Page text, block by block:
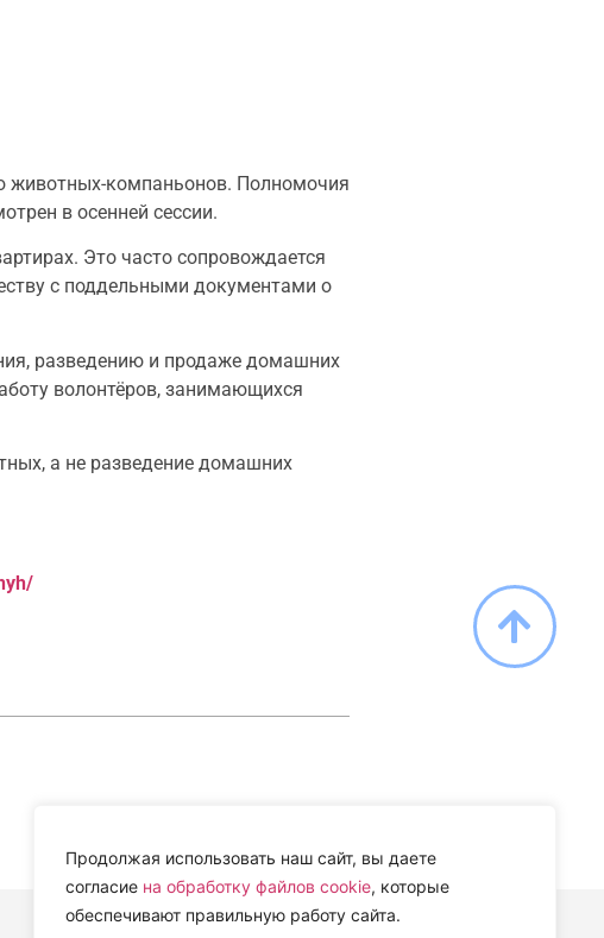
Продолжая использовать наш сайт, вы даете
согласие на обработку файлов cookie, которые
обеспечивают правильную работу сайта.
животных-компаньонов. Полномочия
в осенней сессии.
Это часто сопровождается
с поддельными документами о
разведению и продаже домашних
волонтёров, занимающихся
а не разведение домашних